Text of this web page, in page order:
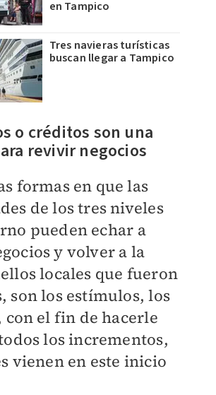
en Tampico
Tres navieras turísticas
buscan llegar a Tampico
o créditos son una
revivir negocios
formas en que las
de los tres niveles
pueden echar a
y volver a la
locales que fueron
son los estímulos, los
con el fin de hacerle
los incrementos,
vienen en este inicio